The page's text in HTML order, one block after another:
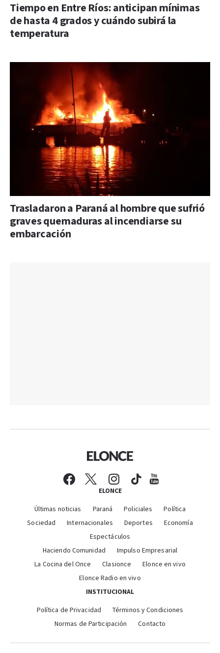
Tiempo en Entre Ríos: anticipan mínimas
de hasta 4 grados y cuándo subirá la
temperatura
Trasladaron a Paraná al hombre que sufrió
graves quemaduras al incendiarse su
embarcación
ELONCE
Últimas noticias Paraná Policiales
Política
Sociedad
Internacionales Deportes
Economía
Espectáculos
Haciendo Comunidad
Impulso Empresarial
La Cocina del Once
Clasionce
Elonce en vivo
Elonce Radio en vivo
INSTITUCIONAL
Política de Privacidad
Términos y Condiciones
Normas de Participación
Contacto